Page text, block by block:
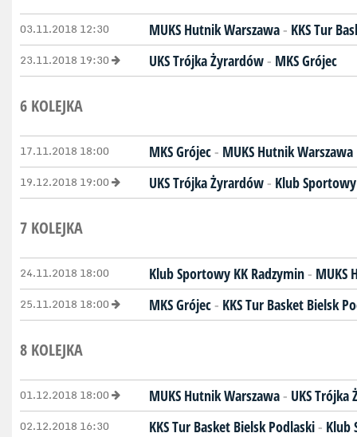
03.11.2018 12:30 MUKS Hutnik Warszawa- KKS Tur
23.11.2018 19:30 UKS Trójka Żyrardów- MKS Grójec
6 KOLEJKA
17.11.2018 18:00 MKS Grójec- MUKS Hutnik Warszawa
19.12.2018 19:00 UKS Trójka Żyrardów- Klub
7 KOLEJKA
24.11.2018 18:00 Klub Sportowy KK Radzymin- MUKS
25.11.2018 18:00 MKS Grójec- KKS Tur Basket Bielsk
8 KOLEJKA
01.12.2018 18:00 MUKS Hutnik Warszawa- UKS Trójka
02.12.2018 16:30 KKS Tur Basket Bielsk Podlaski- Klub